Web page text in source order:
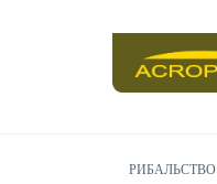
РИБАЛЬСТВО